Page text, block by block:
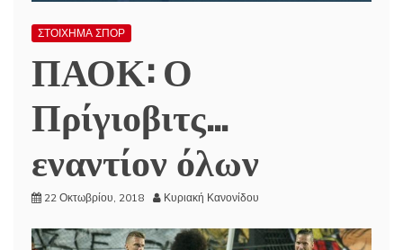
ΣΤΟΙΧΗΜΑ ΣΠΟΡ
ΠΑΟΚ: Ο
Πρίγιοβιτς…
εναντίον όλων
22 Οκτωβρίου, 2018 Κυριακή Κανονίδου